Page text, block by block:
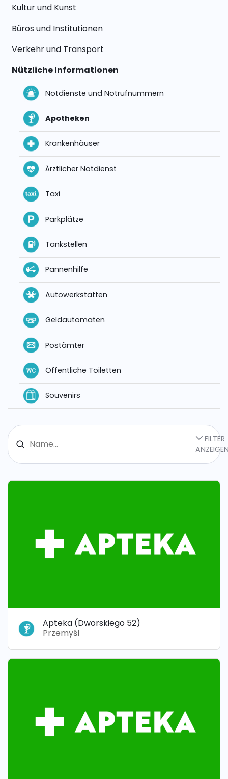
FILTER
Apteka (Dworskiego 52)
Przemyśl
Kultur und Kunst
Büros und Institutionen
Verkehr und Transport
Nützliche Informationen
Notdienste und Notrufnummern
Apotheken
Krankenhäuser
Ärztlicher Notdienst
Taxi
Parkplätze
Tankstellen
Pannenhilfe
Autowerkstätten
Geldautomaten
Postämter
Öffentliche Toiletten
Souvenirs